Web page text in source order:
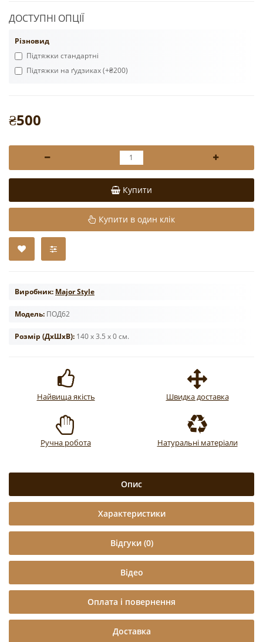
ДОСТУПНІ ОПЦІЇ
Різновид
Підтяжки стандартні
Підтяжки на ґудзиках (+₴200)
₴500
Купити
Купити в один клік
Виробник: Major Style
Модель: ПОД62
Розмір (ДxШxВ): 140 x 3.5 x 0 см.
Найвища якість Швидка доставка
Ручна робота Натуральні матеріали
Опис
Характеристики
Відгуки (0)
Відео
Оплата і повернення
Доставка